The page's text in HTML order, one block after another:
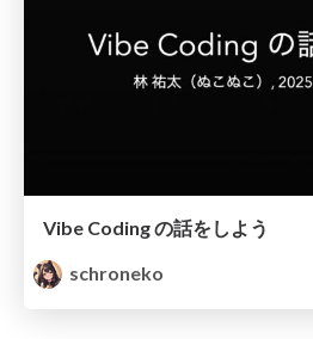
Vibe Coding の話をしよう
schroneko